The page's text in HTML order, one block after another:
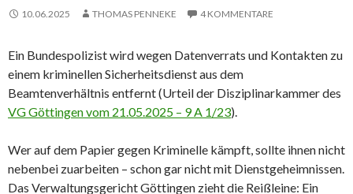
10.06.2025 THOMAS PENNEKE 4 KOMMENTARE
Ein Bundespolizist wird wegen Datenverrats und Kontakten zu
einem kriminellen Sicherheitsdienst aus dem
Beamtenverhältnis entfernt (Urteil der Disziplinarkammer des
VG Göttingen vom 21.05.2025 – 9 A 1/23).
Wer auf dem Papier gegen Kriminelle kämpft, sollte ihnen nicht
nebenbei zuarbeiten – schon gar nicht mit Dienstgeheimnissen.
Das Verwaltungsgericht Göttingen zieht die Reißleine: Ein